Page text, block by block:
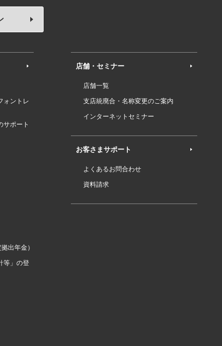
ォントレ
サポート
出年金）
等」の登
店舗・セミナー
店舗一覧
支店統廃合・名称変更のご案内
インターネットセミナー
お客さまサポート
よくあるお問合わせ
資料請求